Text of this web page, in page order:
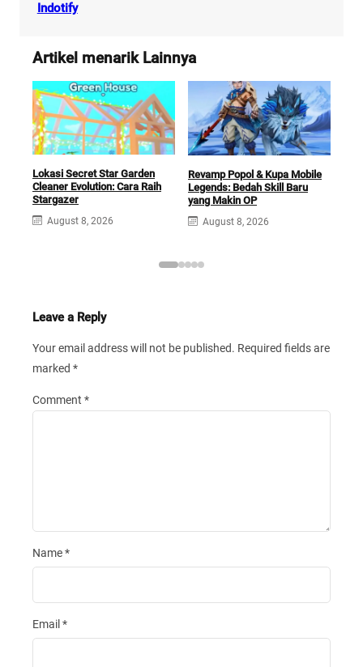
Indotify
Artikel menarik Lainnya
Lokasi Secret Star Garden
Cleaner Evolution: Cara Raih
Stargazer
August 8, 2026
Revamp Popol & Kupa Mobile
Legends: Bedah Skill Baru
yang Makin OP
August 8, 2026
Leave a Reply
Your email address will not be published. Required fields are
marked *
Comment *
Name*
Email *